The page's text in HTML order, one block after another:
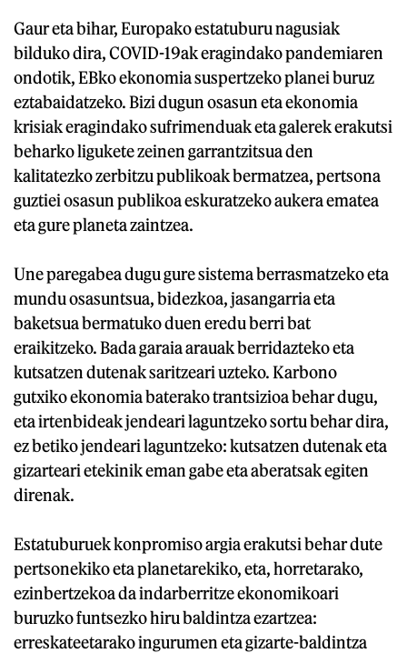
Gaur eta bihar, Europako estatuburu nagusiak
bilduko dira, COVID-19ak eragindako pandemiaren
ondotik, EBko ekonomia suspertzeko planei buruz
eztabaidatzeko. Bizi dugun osasun eta ekonomia
krisiak eragindako sufrimenduak eta galerek erakutsi
beharko ligukete zeinen garrantzitsua den
kalitatezko zerbitzu publikoak bermatzea, pertsona
guztiei osasun publikoa eskuratzeko aukera ematea
eta gure planeta zaintzea.
Une paregabea dugu gure sistema berrasmatzeko eta
mundu osasuntsua, bidezkoa, jasangarria eta
baketsua bermatuko duen eredu berri bat
eraikitzeko. Bada garaia arauak berridazteko eta
kutsatzen dutenak saritzeari uzteko. Karbono
gutxiko ekonomia baterako trantsizioa behar dugu,
eta irtenbideak jendeari laguntzeko sortu behar dira,
ez betiko jendeari laguntzeko: kutsatzen dutenak eta
gizarteari etekinik eman gabe eta aberatsak egiten
direnak.
Estatuburuek konpromiso argia erakutsi behar dute
pertsonekiko eta planetarekiko, eta, horretarako,
ezinbertzekoa da indarberritze ekonomikoari
buruzko funtsezko hiru baldintza ezartzea:
erreskateetarako ingurumen eta gizarte-baldintza